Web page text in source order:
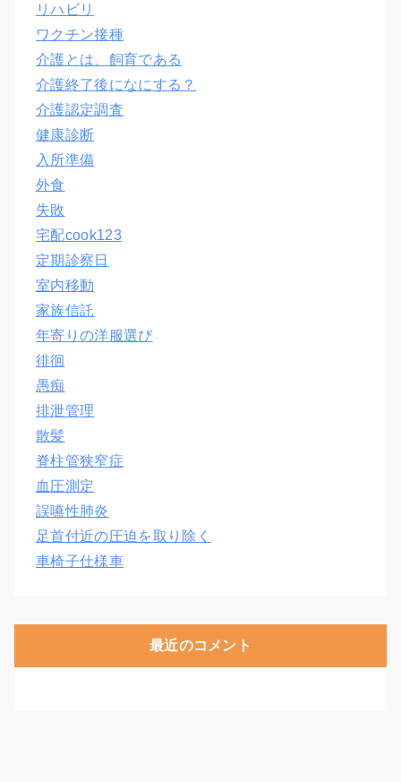
リハビリ
ワクチン接種
介護とは、飼育である
介護終了後になにする？
介護認定調査
健康診断
入所準備
外食
失敗
宅配cook123
定期診察日
室内移動
家族信託
年寄りの洋服選び
徘徊
愚痴
排泄管理
散髪
脊柱管狭窄症
血圧測定
誤嚥性肺炎
足首付近の圧迫を取り除く
車椅子仕様車
最近のコメント